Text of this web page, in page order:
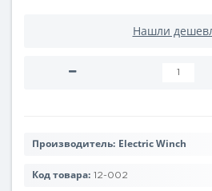
Нашли
Производитель: Electric Winch
Код товара: 12-002